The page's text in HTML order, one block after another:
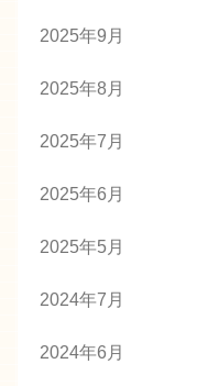
2025年9月
2025年8月
2025年7月
2025年6月
2025年5月
2024年7月
2024年6月